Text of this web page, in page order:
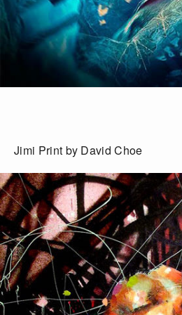
Jimi Print by David Choe